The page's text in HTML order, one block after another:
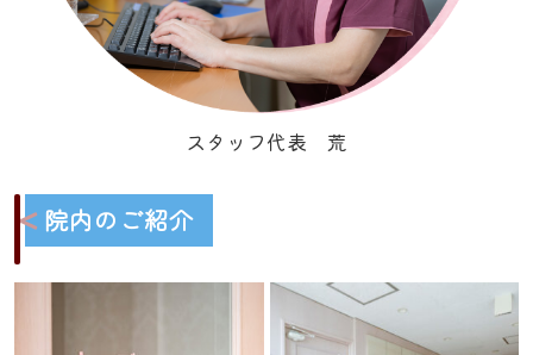
スタッフ代表 荒
院内のご紹介